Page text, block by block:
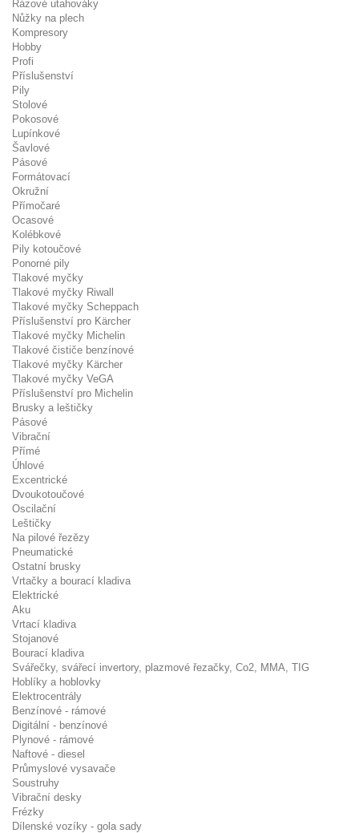
Rázové utahováky
Nůžky na plech
Kompresory
Hobby
Profi
Příslušenství
Pily
Stolové
Pokosové
Lupínkové
Šavlové
Pásové
Formátovací
Okružní
Přímočaré
Ocasové
Kolébkové
Pily kotoučové
Ponorné pily
Tlakové myčky
Tlakové myčky Riwall
Tlakové myčky Scheppach
Příslušenství pro Kärcher
Tlakové myčky Michelin
Tlakové čističe benzínové
Tlakové myčky Kärcher
Tlakové myčky VeGA
Příslušenství pro Michelin
Brusky a leštičky
Pásové
Vibrační
Přímé
Úhlové
Excentrické
Dvoukotoučové
Oscilační
Leštičky
Na pilové řezězy
Pneumatické
Ostatní brusky
Vrtačky a bourací kladiva
Elektrické
Aku
Vrtací kladiva
Stojanové
Bourací kladiva
Svářečky, svářecí invertory, plazmové řezačky, Co2, MMA, TIG
Hoblíky a hoblovky
Elektrocentrály
Benzínové - rámové
Digitální - benzínové
Plynové - rámové
Naftové - diesel
Průmyslové vysavače
Soustruhy
Vibrační desky
Frézky
Dílenské vozíky - gola sady